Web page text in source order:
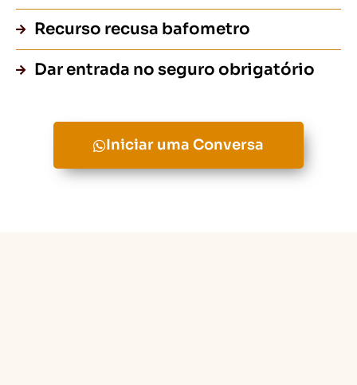
Recurso recusa bafometro
Dar entrada no seguro obrigatório
Iniciar uma Conversa